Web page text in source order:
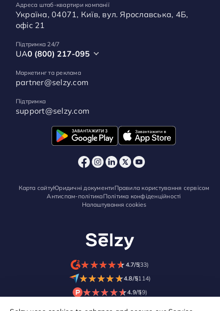
Адреса штаб-квартири компанії
Україна, 04071, Київ, вул. Ярославська, 4Б,
офіс 21
Підтримка 24/7
UA0 (800) 217-095
Маркетинг та реклама
partner@selzy.com
Підтримка
support@selzy.com
Карта сайтуЮридичні документиПравила користування сервісом
Антиспам-політикаПолітика конфіденційності
Налаштування cookies
★★★★★
★★★★★4.7/5(33)
★★★★★
★★★★★4.8/5(114)
★★★★★
★★★★★4.9/5(9)